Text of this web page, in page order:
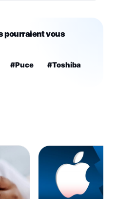
pourraient vous
#Puce #Toshiba